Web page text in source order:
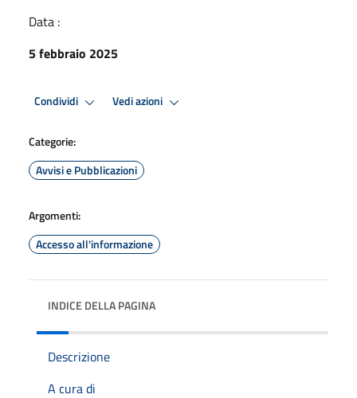
Data :
5 febbraio 2025
Condividi Vedi azioni
Categorie:
Avvisi e Pubblicazioni
Argomenti:
Accesso all'informazione
INDICE DELLA PAGINA
Descrizione
A cura di